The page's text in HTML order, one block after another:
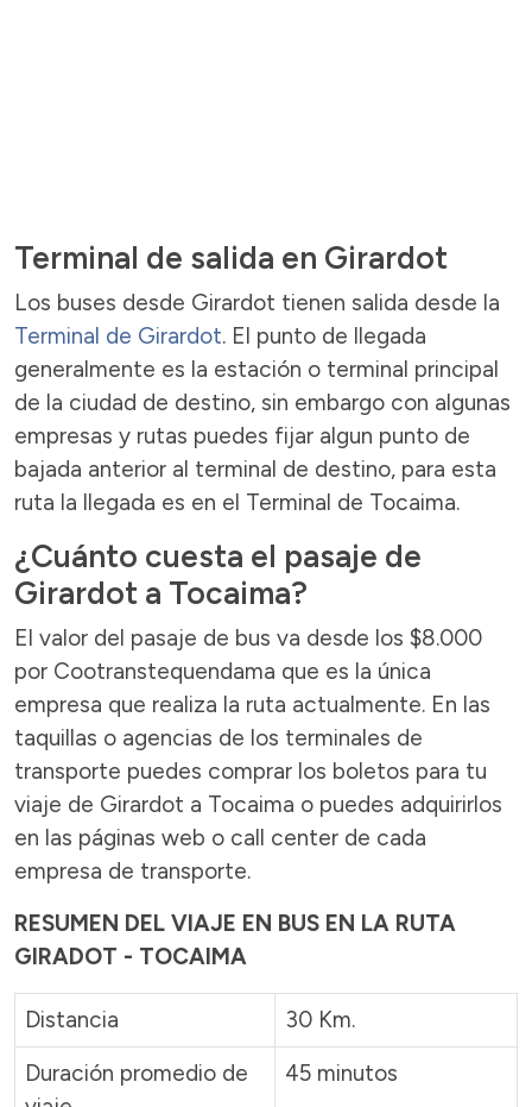
Terminal de salida en Girardot
Los buses desde Girardot tienen salida desde la
Terminal de Girardot. El punto de llegada
generalmente es la estación o terminal principal
de la ciudad de destino, sin embargo con algunas
empresas y rutas puedes fijar algun punto de
bajada anterior al terminal de destino, para esta
ruta la llegada es en el Terminal de Tocaima.
¿Cuánto cuesta el pasaje de
Girardot a Tocaima?
El valor del pasaje de bus va desde los $8.000
por Cootranstequendama que es la única
empresa que realiza la ruta actualmente. En las
taquillas o agencias de los terminales de
transporte puedes comprar los boletos para tu
viaje de Girardot a Tocaima o puedes adquirirlos
en las páginas web o call center de cada
empresa de transporte.
RESUMEN DEL VIAJE EN BUS EN LA RUTA
GIRADOT - TOCAIMA
Distancia
30 Km.
Duración promedio de
45 minutos